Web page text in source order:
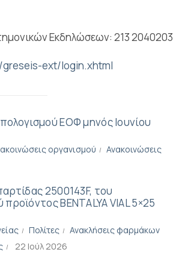
Εκδηλώσεων: 213 2040203
ext/login.xhtml
ΕΟΦ μηνός Ιουνίου
οργανισμού
Ανακοινώσεις
2500143F, του
BENTALYA VIAL 5×25
Πολίτες
Ανακλήσεις φαρμάκων
22 Ιούλ 2026